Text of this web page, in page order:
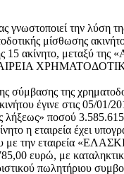
την λύση
μίσθωσης
15 ακίνητο, μεταξύ
σύμβασης της
έγινε στις 05/01/
λήξεως» ποσού
η εταιρεία έχει
με την εταιρεία
ευρώ, με
πωλητήριου